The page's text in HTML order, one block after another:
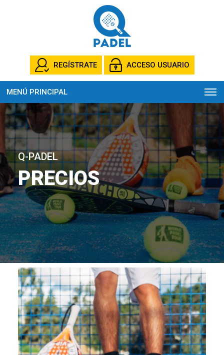
REGÍSTRATE ACCESO USUARIO
MENÚ PRINCIPAL
Q-PADEL
PRECIOS